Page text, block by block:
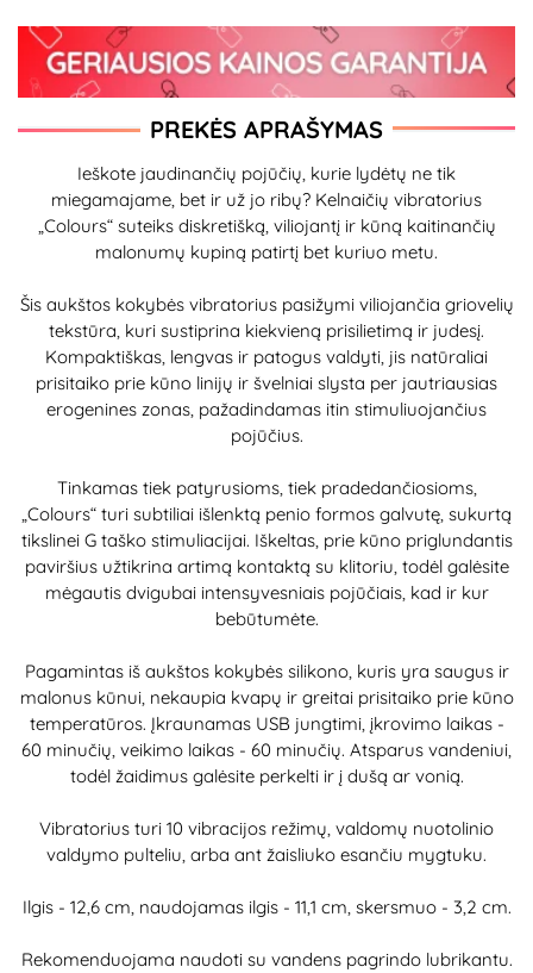
PREKĖS APRAŠYMAS
Ieškote jaudinančių pojūčių, kurie lydėtų ne tik
miegamajame, bet ir už jo ribų? Kelnaičių vibratorius
„Colours“ suteiks diskretišką, viliojantį ir kūną kaitinančių
malonumų kupiną patirtį bet kuriuo metu.
Šis aukštos kokybės vibratorius pasižymi viliojančia griovelių
tekstūra, kuri sustiprina kiekvieną prisilietimą ir judesį.
Kompaktiškas, lengvas ir patogus valdyti, jis natūraliai
prisitaiko prie kūno linijų ir švelniai slysta per jautriausias
erogenines zonas, pažadindamas itin stimuliuojančius
pojūčius.
Tinkamas tiek patyrusioms, tiek pradedančiosioms,
„Colours“ turi subtiliai išlenktą penio formos galvutę, sukurtą
tikslinei G taško stimuliacijai. Iškeltas, prie kūno priglundantis
paviršius užtikrina artimą kontaktą su klitoriu, todėl galėsite
mėgautis dvigubai intensyvesniais pojūčiais, kad ir kur
bebūtumėte.
Pagamintas iš aukštos kokybės silikono, kuris yra saugus ir
malonus kūnui, nekaupia kvapų ir greitai prisitaiko prie kūno
temperatūros. Įkraunamas USB jungtimi, įkrovimo laikas -
60 minučių, veikimo laikas - 60 minučių. Atsparus vandeniui,
todėl žaidimus galėsite perkelti ir į dušą ar vonią.
Vibratorius turi 10 vibracijos režimų, valdomų nuotolinio
valdymo pulteliu, arba ant žaisliuko esančiu mygtuku.
Ilgis - 12,6 cm, naudojamas ilgis - 11,1 cm, skersmuo - 3,2 cm.
Rekomenduojama naudoti su vandens pagrindo lubrikantu.